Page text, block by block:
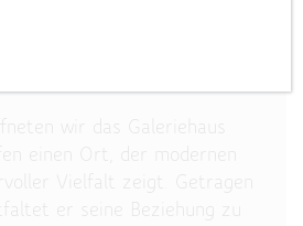
wir das Galeriehaus
einen Ort, der modernen
Vielfalt zeigt. Getragen
er seine Beziehung zu